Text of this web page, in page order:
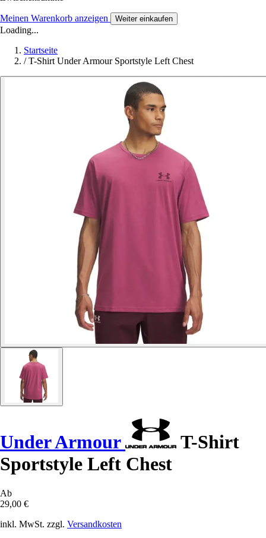
Meinen Warenkorb anzeigen Weiter einkaufen
Loading...
Startseite
/ T-Shirt Under Armour Sportstyle Left Chest
Under Armour
T-Shirt
Sportstyle Left Chest
Ab
29,00 €
inkl. MwSt. zzgl. Versandkosten